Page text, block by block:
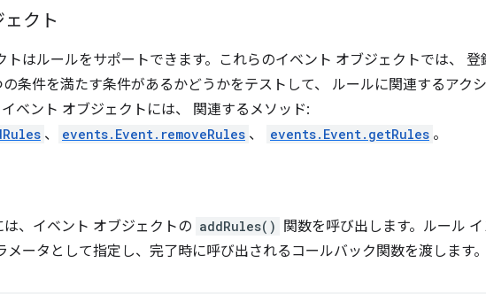
クト
トはルールをサポートできます。これらのイベント オブジェクトでは、 登
条件を満たす条件があるかどうかをテストして、 ルールに関連するアク
ベント オブジェクトには、 関連するメソッド:
、 events.Event.removeRules 、 events.Event.getRules 。
、イベント オブジェクトの addRules()
関数を呼び出します。ルール
メータとして指定し、完了時に呼び出されるコールバック関数を渡します。